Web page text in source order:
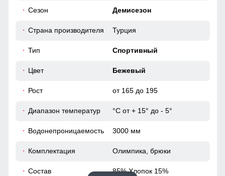
Повседневная функциональность
Карман, обеспечивает удобное хранение личных вещей.
ветра, делая куртку универсальной для ежедневного
Сезон Демисезон
Страна производителя Турция
Тип Спортивный
Цвет Бежевый
Рост от 165 до 195
Диапазон температур °С от + 15° до - 5°
Водонепроницаемость 3000 мм
Комплектация Олимпика, брюки
Состав
85% Хлопок 15%